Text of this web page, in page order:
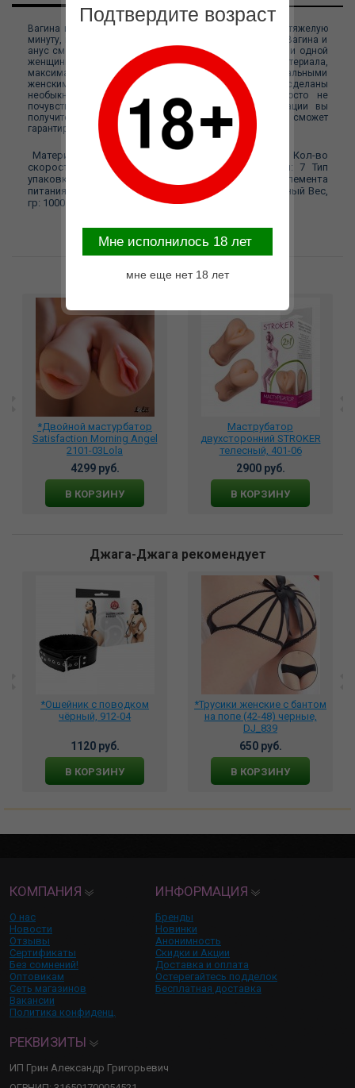
Вагина и анус с вибрацией может помочь мужчине в тяжелую
минуту, когда рядом с ним нет прекрасной спутницы. Вагина и
анус смогут доставить вам удовольствие, даже если ни одной
женщины не будет рядом. Вагина и анус сделаны из материала,
максимально совпадающего по фактуре с натуральными
женскими половыми органами. Все прелести сделаны
необыкновенно реалистично. Закрыв глаза, вы просто не
почувствуете разницы! С помощью механизма вибрации вы
получите незабываемые ощущения, которые сможет
гарантировать далеко не каждая женщина.
Материал: TPR Длина, см: 16.5 Диаметр, см:
11.00 Кол-во
скоростей вибрации:
3 Кол-во режимов вибрации:
7 Тип
упаковки:
Коробка Торговая марка:
Baile Тип элемента
питания:
AAA приобретаются отдельно Цвет:
Телесный Вес,
гр: 1000
Возможные варианты замены
*Двойной мастурбатор
Satisfaction Morning Angel
2101-03Lola
4299 руб.
В КОРЗИНУ
Маструбатор
двухсторонний STROKER
телесный, 401-06
2900 руб.
В КОРЗИНУ
Джага-Джага рекомендует
*Ошейник с поводком
чёрный, 912-04
1120 руб.
В КОРЗИНУ
*Трусики женские с бантом
на попе (42-48) черные,
DJ_839
650 руб.
В КОРЗИНУ
КОМПАНИЯ
О нас
Новости
Отзывы
Сертификаты
Без сомнений!
Оптовикам
Сеть магазинов
Вакансии
Политика конфиденц.
ИНФОРМАЦИЯ
Бренды
Новинки
Анонимность
Скидки и Акции
Доставка и оплата
Остерегайтесь подделок
Бесплатная доставка
РЕКВИЗИТЫ
ИП Грин Александр Григорьевич
Подтвердите возраст
Mне исполнилось 18 лет
мне еще нет 18 лет